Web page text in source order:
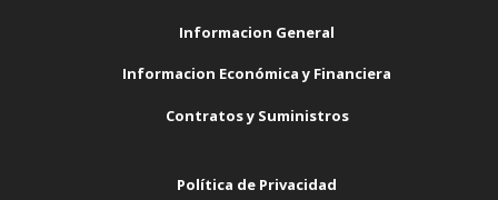
Informacion General
Informacion Económica y Financiera
Contratos y Suministros
Política de Privacidad